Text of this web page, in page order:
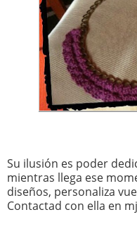
Su ilusión es poder
mientras llega ese
diseños, personaliza
Contactad con ella en